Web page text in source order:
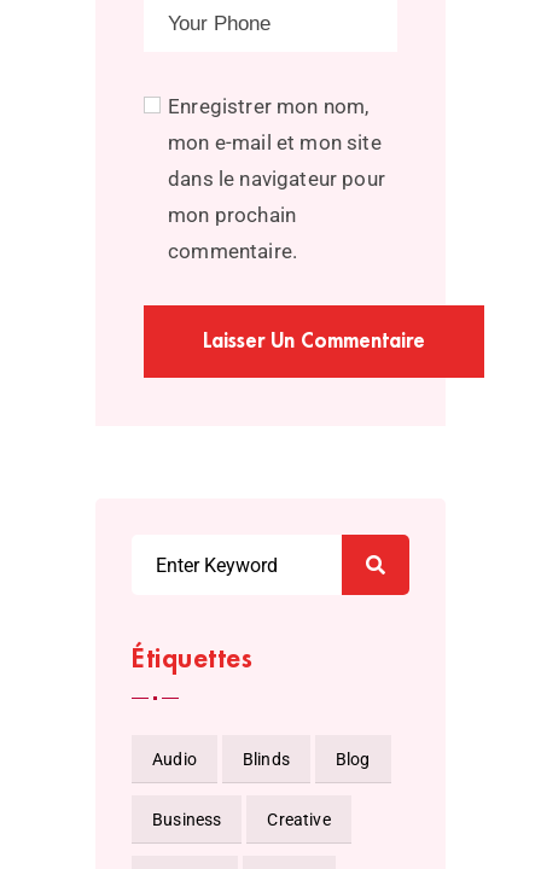
Enregistrer mon nom,
mon e-mail et mon site
dans le navigateur pour
mon prochain
commentaire.
Étiquettes
Audio Blinds Blog
Business Creative